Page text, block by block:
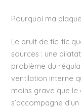
Pourquoi ma
Le bruit de tic-tic
sources : une
problème du
ventilation interne
moins grave que le
s’accompagne